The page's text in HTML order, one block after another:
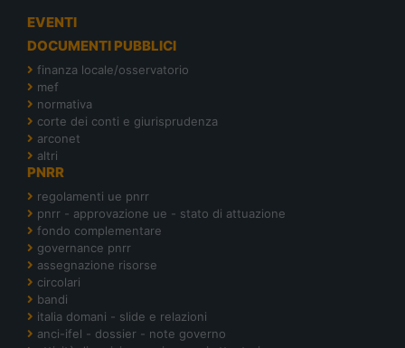
EVENTI
DOCUMENTI PUBBLICI
finanza locale/osservatorio
mef
normativa
corte dei conti e giurisprudenza
arconet
altri
PNRR
regolamenti ue pnrr
pnrr - approvazione ue - stato di attuazione
fondo complementare
governance pnrr
assegnazione risorse
circolari
bandi
italia domani - slide e relazioni
anci-ifel - dossier - note governo